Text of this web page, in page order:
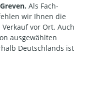
Als Fach-
wir Ihnen die
vor Ort. Auch
ausgewählten
Deutschlands ist